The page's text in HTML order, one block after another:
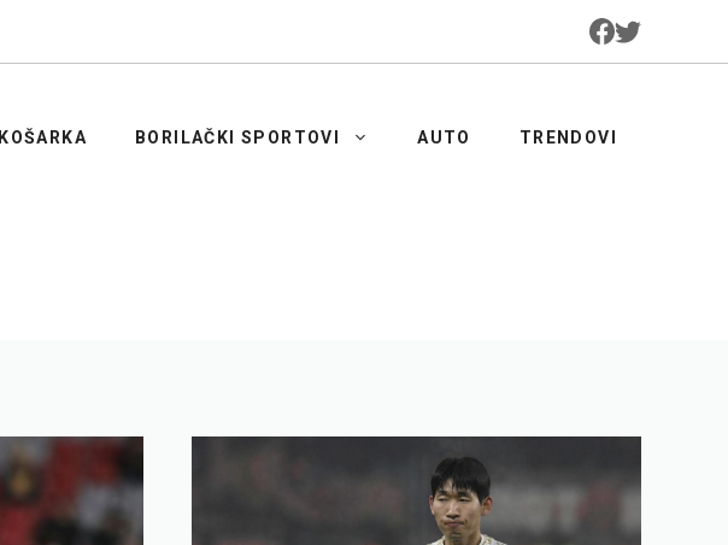
KOŠARKA BORILAČKI SPORTOVI AUTO TRENDOVI